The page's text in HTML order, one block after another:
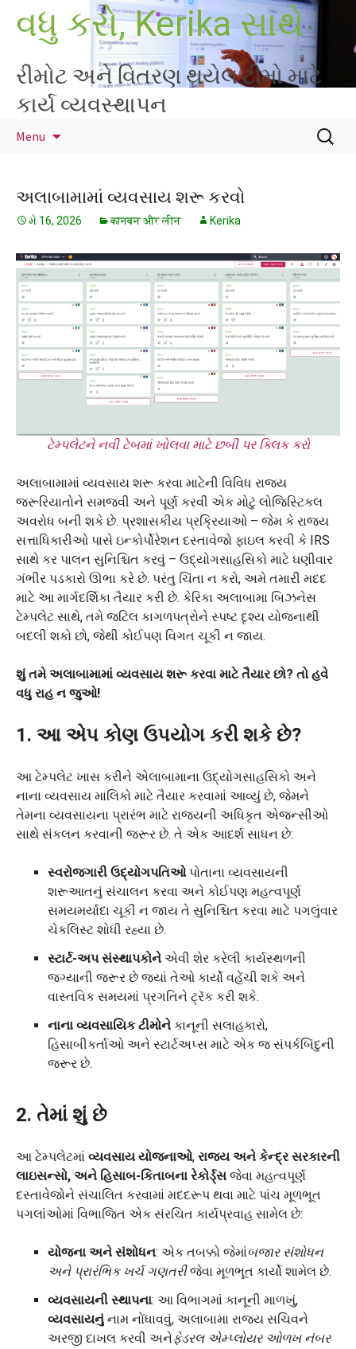
content
વધુ કરો, Kerika સાથે
રીમોટ અને વિતરણ થયેલ ટીમો માટે
કાર્ય વ્યવસ્થાપન
Menu
માટે
શોધો
અલાબામામાં વ્યવસાય શરૂ કરવો
મે 16, 2026 कानबन और लीन Kerika
ટેમ્પલેટને નવી ટેબમાં ખોલવા માટે છબી પર ક્લિક કરો
અલાબામામાં વ્યવસાય શરૂ કરવા માટેની વિવિધ રાજ્ય
જરૂરિયાતોને સમજવી અને પૂર્ણ કરવી એક મોટું લોજિસ્ટિકલ
અવરોધ બની શકે છે. પ્રશાસકીય પ્રક્રિયાઓ – જેમ કે રાજ્ય
સત્તાધિકારીઓ પાસે ઇન્કોર્પોરેશન દસ્તાવેજો ફાઇલ કરવી કે IRS
સાથે કર પાલન સુનિશ્ચિત કરવું – ઉદ્યોગસાહસિકો માટે ઘણીવાર
ગંભીર પડકારો ઊભા કરે છે. પરંતુ ચિંતા ન કરો, અમે તમારી મદદ
માટે આ માર્ગદર્શિકા તૈયાર કરી છે. કેરિકા અલાબામા બિઝનેસ
ટેમ્પલેટ સાથે, તમે જટિલ કાગળપત્રોને સ્પષ્ટ દૃશ્ય યોજનાથી
બદલી શકો છો, જેથી કોઈપણ વિગત ચૂકી ન જાય.
શું તમે અલાબામામાં વ્યવસાય શરૂ કરવા માટે તૈયાર છો? તો હવે
વધુ રાહ ન જુઓ!
1. આ એપ કોણ ઉપયોગ કરી શકે છે?
આ ટેમ્પલેટ ખાસ કરીને એલાબામાના ઉદ્યોગસાહસિકો અને
નાના વ્યવસાય માલિકો માટે તૈયાર કરવામાં આવ્યું છે, જેમને
તેમના વ્યવસાયના પ્રારંભ માટે રાજ્યની અધિકૃત એજન્સીઓ
સાથે સંકલન કરવાની જરૂર છે. તે એક આદર્શ સાધન છે:
સ્વરોજગારી ઉદ્યોગપતિઓપોતાના વ્યવસાયની
શરૂઆતનું સંચાલન કરવા અને કોઈપણ મહત્વપૂર્ણ
સમયમર્યાદા ચૂકી ન જાય તે સુનિશ્ચિત કરવા માટે પગલુંવાર
ચેકલિસ્ટ શોધી રહ્યા છે.
સ્ટાર્ટ-અપ સંસ્થાપકોને એવી શેર કરેલી કાર્યસ્થળની
જગ્યાની જરૂર છે જ્યાં તેઓ કાર્યો વહેંચી શકે અને
વાસ્તવિક સમયમાં પ્રગતિને ટ્રૅક કરી શકે.
નાના વ્યવસાયિક ટીમોને કાનૂની સલાહકારો,
હિસાબીકર્તાઓ અને સ્ટાર્ટઅપ્સ માટે એક જ સંપર્કબિંદુની
જરૂર છે.
2. તેમાં શું છે
આ ટેમ્પલેટમાં વ્યવસાય યોજનાઓ, રાજ્ય અને કેન્દ્ર સરકારની
લાઇસન્સો, અને હિસાબ-કિતાબના રેકોર્ડ્સ જેવા મહત્વપૂર્ણ
દસ્તાવેજોને સંચાલિત કરવામાં મદદરૂપ થવા માટે પાંચ મૂળભૂત
પગલાંઓમાં વિભાજિત એક સંરચિત કાર્યપ્રવાહ સામેલ છે:
યોજના અને સંશોધન: એક તબક્કો જેમાંબજાર સંશોધન
અને પ્રારંભિક ખર્ચ ગણતરીજેવા મૂળભૂત કાર્યો શામેલ છે.
વ્યવસાયની સ્થાપના: આ વિભાગમાં કાનૂની માળખું,
વ્યવસાયનું નામ નોંધાવવું, અલાબામા રાજ્ય સચિવને
અરજી દાખલ કરવી અનેફેડરલ એમ્પ્લોયર ઓળખ નંબર